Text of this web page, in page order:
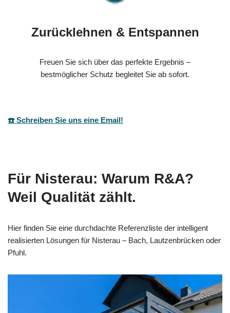
Zurücklehnen & Entspannen
Freuen Sie sich über das perfekte Ergebnis –
bestmöglicher Schutz begleitet Sie ab sofort.
☎️ Schreiben Sie uns eine Email!
Für Nisterau: Warum R&A?
Weil Qualität zählt.
Hier finden Sie eine durchdachte Referenzliste der intelligent
realisierten Lösungen für Nisterau – Bach, Lautzenbrücken oder
Pfuhl.